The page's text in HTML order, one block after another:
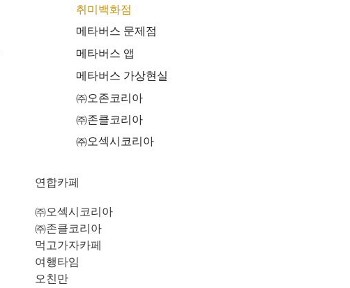
취미백화점
메타버스 문제점
메타버스 앱
메타버스 가상현실
㈜오존코리아
㈜존클코리아
㈜오섹시코리아
연합카페
㈜오섹시코리아
㈜존클코리아
먹고가자카페
여행타임
오친만